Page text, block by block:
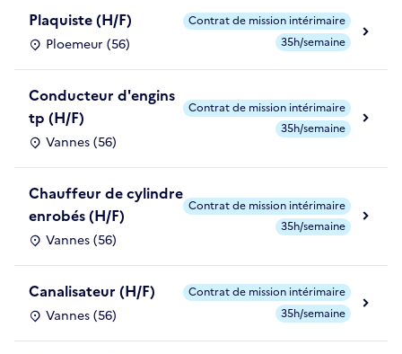
Plaquiste (H/F)
Ploemeur (56)
Contrat de mission intérimaire
35h/semaine
Conducteur d'engins
tp (H/F)
Vannes (56)
Contrat de mission intérimaire
35h/semaine
Chauffeur de cylindre
enrobés (H/F)
Vannes (56)
Contrat de mission intérimaire
35h/semaine
Canalisateur (H/F)
Vannes (56)
Contrat de mission intérimaire
35h/semaine